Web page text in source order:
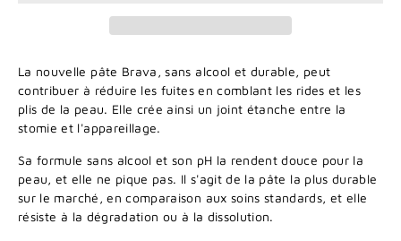
La nouvelle pâte Brava, sans alcool et durable, peut
contribuer à réduire les fuites en comblant les rides et les
plis de la peau. Elle crée ainsi un joint étanche entre la
stomie et l'appareillage.
Sa formule sans alcool et son pH la rendent douce pour la
peau, et elle ne pique pas. Il s'agit de la pâte la plus durable
sur le marché, en comparaison aux soins standards, et elle
résiste à la dégradation ou à la dissolution.